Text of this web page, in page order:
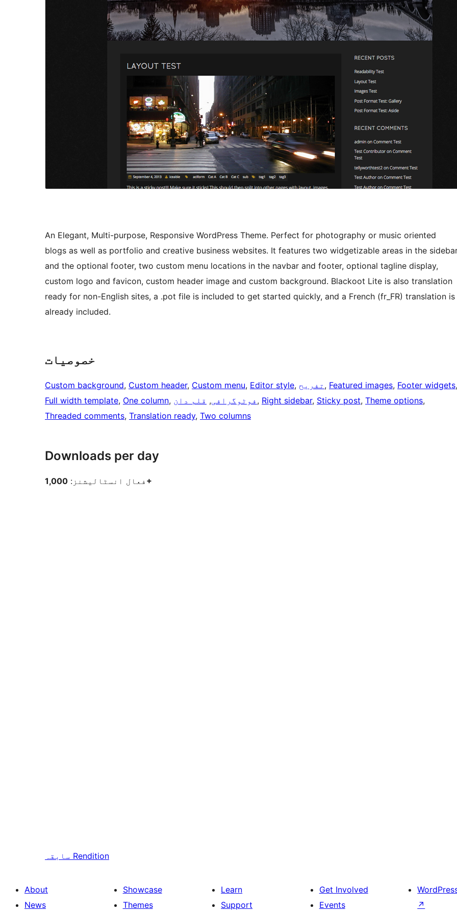
An Elegant, Multi-purpose, Responsive WordPress Theme. Perfect for photography or music oriented
blogs as well as portfolio and creative business websites. It features two widgetizable areas in the
and the optional footer, two custom menu locations in the navbar and footer, optional tagline display,
custom logo and favicon, custom header image and custom background. Blackoot Lite is also translation
ready for non-English sites, a .pot file is included to get started quickly, and a French (fr_FR) translation is
already included.
خصوصیات
Custom background, Custom header, Custom menu, Editor style, تفریح , Featured images, Footer widgets
Full width template, One column, فوٹوگرافی, قلم دان , Right sidebar, Sticky post, Theme options
Threaded comments, Translation ready, Two columns
Downloads per day
فعال انسٹالیشنز: 1,000+
سابقہ Rendition
About
News
Showcase
Themes
Learn
Support
Get Involved
Events
↗